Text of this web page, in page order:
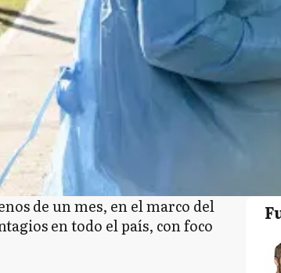
de un mes, en el marco del
en todo el país, con foco